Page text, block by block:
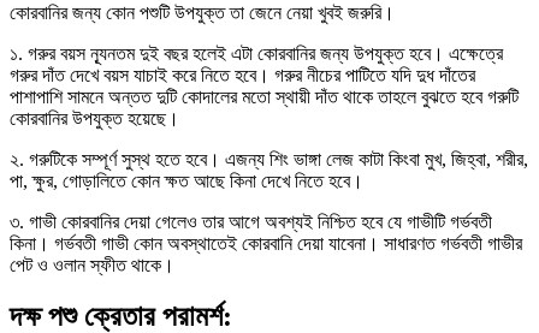
কোরবানির জন্য কোন পশুটি উপযুক্ত তা জেনে নেয়া খুবই জরুরি।
১. গরুর বয়স ন্যূনতম দুই বছর হলেই এটা কোরবানির জন্য উপযুক্ত হবে। এক্ষেত্রে
গরুর দাঁত দেখে বয়স যাচাই করে নিতে হবে। গরুর নীচের পাটিতে যদি দুধ দাঁতের
পাশাপাশি সামনে অন্তত দুটি কোদালের মতো স্থায়ী দাঁত থাকে তাহলে বুঝতে হবে গরুটি
কোরবানির উপযুক্ত হয়েছে।
২. গরুটিকে সম্পূর্ণ সুস্থ হতে হবে। এজন্য শিং ভাঙ্গা লেজ কাটা কিংবা মুখ, জিহ্বা, শরীর,
পা, ক্ষুর, গোড়ালিতে কোন ক্ষত আছে কিনা দেখে নিতে হবে।
৩. গাভী কোরবানির দেয়া গেলেও তার আগে অবশ্যই নিশ্চিত হবে যে গাভীটি গর্ভবতী
কিনা। গর্ভবতী গাভী কোন অবস্থাতেই কোরবানি দেয়া যাবেনা। সাধারণত গর্ভবতী গাভীর
পেট ও ওলান স্ফীত থাকে।
দক্ষ পশু ক্রেতার পরামর্শ: